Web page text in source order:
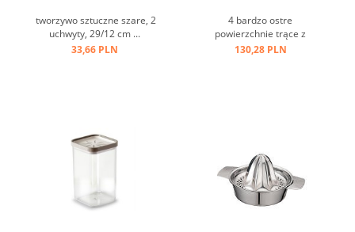
tworzywo sztuczne szare, 2
uchwyty, 29/12 cm ...
33,66 PLN
4 bardzo ostre
powierzchnie trące z
pojemnikiem ...
130,28 PLN